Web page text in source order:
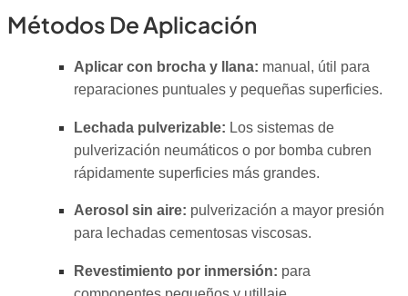
Métodos De Aplicación
Aplicar con brocha y llana: manual, útil para
reparaciones puntuales y pequeñas superficies.
Lechada pulverizable: Los sistemas de
pulverización neumáticos o por bomba cubren
rápidamente superficies más grandes.
Aerosol sin aire: pulverización a mayor presión
para lechadas cementosas viscosas.
Revestimiento por inmersión: para